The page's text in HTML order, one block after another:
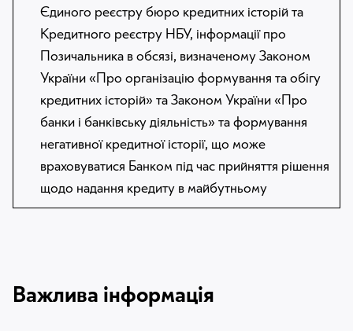
Єдиного реєстру бюро кредитних історій та
Кредитного реєстру НБУ, інформації про
Позичальника в обсязі, визначеному Законом
України «Про організацію формування та обігу
кредитних історій» та Законом України «Про
банки і банківську діяльність» та формування
негативної кредитної історії, що може
враховуватися Банком під час прийняття рішення
щодо надання кредиту в майбутньому
Важлива інформація